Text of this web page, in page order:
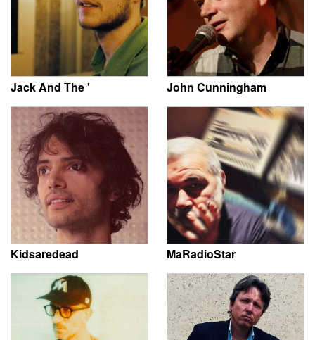
Jack And The ' John Cunningham
Kidsaredead MaRadioStar